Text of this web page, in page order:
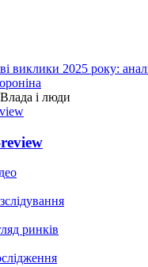
виклики 2025 року:
Влада i люди
ринків